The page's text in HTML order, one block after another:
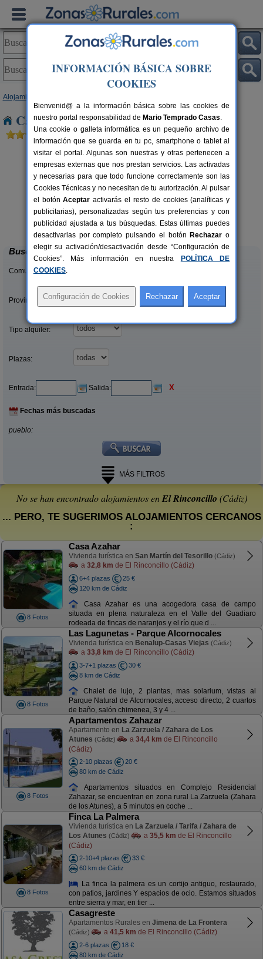
Alojamientos
Casas Rurales cerca de El Rinconcillo
5-24 pers.
desde20 €
Villa Filomena
Olvera (Cádiz)
Buscar
Comunidades:
Provincias/Islas:
Tipo alquiler:
Plazas:
Entrada: Salida: X
Fechas más buscadas
pueblo:
MÁS FILTROS
No se han encontrado alojamientos enEl Rinconcillo (Cádiz)
... PERO, TE SUGERIMOS ALOJAMIENTOS CERCANOS
:
8 Fotos
Casa Azahar
Vivienda turística en San Martín del Tesorillo (Cádiz)
a 32,8 km de El Rinconcillo (Cádiz)
6+4 plazas
25 €
120 km de Cádiz
Casa Azahar es una acogedora casa de campo
situada en plena naturaleza en el Valle del Guadiaro
rodeada de fincas de naranjos y el río que d ...
8 Fotos
Las Lagunetas - Parque Alcornocales
Vivienda turística en Benalup-Casas Viejas (Cádiz)
a 33,8 km de El Rinconcillo (Cádiz)
3-7+1 plazas
30 €
8 km de Cádiz
Chalet de lujo, 2 plantas, mas solarium, vistas al
Parque Natural de Alcornocales, acceso directo, 2 cuartos
de baño, salón chimenea, 3 y 4 ...
8 Fotos
Apartamentos Zahazar
Apartamento en La Zarzuela / Zahara de Los
Atunes (Cádiz) a 34,4 km de El Rinconcillo
(Cádiz)
2-10 plazas
20 €
80 km de Cádiz
Apartamentos situados en Complejo Residencial
Zahazar, se encuentran en zona rural La Zarzuela (Zahara
de los Atunes), a 5 minutos en coche ...
8 Fotos
Finca La Palmera
Vivienda turística en La Zarzuela / Tarifa / Zahara de
Los Atunes (Cádiz) a 35,5 km de El Rinconcillo
(Cádiz)
2-10+4 plazas
33 €
60 km de Cádiz
La finca la palmera es un cortijo antiguo, restaurado,
con patios, jardines Y espacios de ocio. Estamos situados
entre sierra y mar, en tier ...
Casagreste
Apartamentos Rurales en Jimena de La Frontera
(Cádiz) a 41,5 km de El Rinconcillo (Cádiz)
2-6 plazas
18 €
80 km de Cádiz
INFORMACIÓN BÁSICA SOBRE
COOKIES
Bienvenid@ a la información básica sobre las cookies de
nuestro portal responsabilidad de Mario Temprado Casas.
Una cookie o galleta informática es un pequeño archivo de
información que se guarda en tu pc, smartphone o tablet al
visitar el portal. Algunas son nuestras y otras pertenecen a
empresas externas que nos prestan servicios. Las activadas
y necesarias para que todo funcione correctamente son las
Cookies Técnicas y no necesitan de tu autorización. Al pulsar
el botónAceptar activarás el resto de cookies (analíticas y
publicitarias), personalizadas según tus preferencias y con
publicidad ajustada a tus búsquedas. Estas últimas puedes
desactivarlas por completo pulsando el botón Rechazar o
elegir su activación/desactivación desde “Configuración de
Cookies”. Más información en nuestra
POLÍTICA DE
COOKIES.